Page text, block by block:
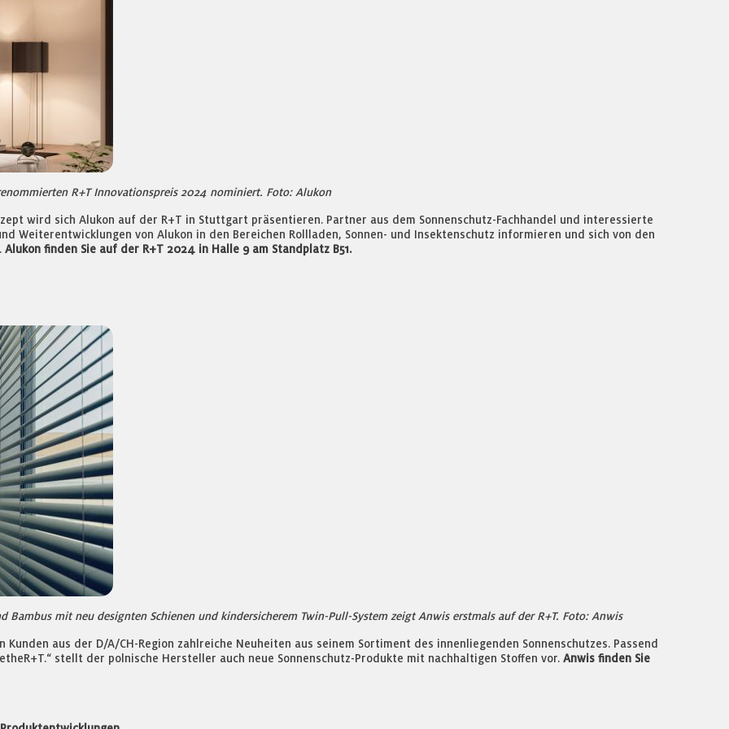
R+T Innovationspreis 2024 nominiert. Foto: Alukon
wird sich Alukon auf der R+T in Stuttgart präsentieren. Partner aus dem Sonnenschutz-Fachhandel und interessierte
Weiterentwicklungen von Alukon in den Bereichen Rollladen, Sonnen- und Insektenschutz informieren und sich von den
Alukon finden Sie auf der R+T 2024 in Halle 9 am Standplatz B51.
Bambus mit neu designten Schienen und kindersicherem Twin-Pull-System zeigt Anwis erstmals auf der R+T. Foto: Anwis
aus der D/A/CH-Region zahlreiche Neuheiten aus seinem Sortiment des innenliegenden Sonnenschutzes. Passend
stellt der polnische Hersteller auch neue Sonnenschutz-Produkte mit nachhaltigen Stoffen vor. Anwis finden Sie